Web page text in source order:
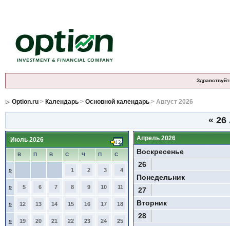
Option.ru> Календарь> Основной календарь> Август 2026
« 26
Июль 2026
В П В С Ч П С
» 1 2 3 4
» 5 6 7 8 9 10 11
» 12 13 14 15 16 17 18
» 19 20 21 22 23 24 25
Апрель 2026
Воскресенье
26
Понедельник
27
Вторник
28